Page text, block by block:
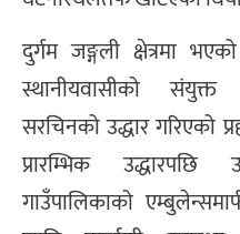
दुर्गम जङ्गली क्षेत्रमा
स्थानीयवासीको संयुक्त
सरचिनको उद्धार गरिएको
प्रारम्भिक उद्धारपछि
गाउँपालिकाको